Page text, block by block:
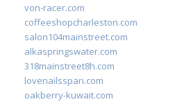
von-racer.com
coffeeshopcharleston.com
salon104mainstreet.com
alkaspringswater.com
318mainstreet8h.com
lovenailsspari.com
oakberry-kuwait.com